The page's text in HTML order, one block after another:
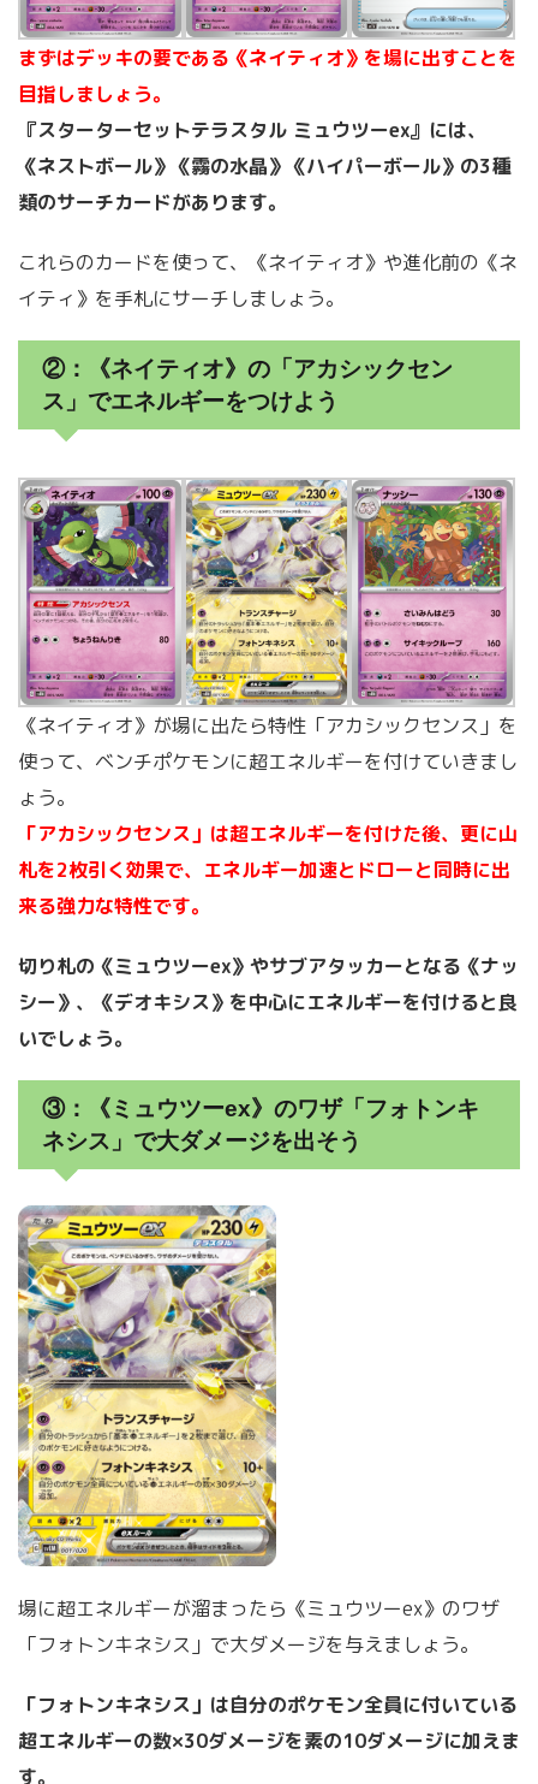
まずはデッキの要である《ネイティオ》を場に出すことを
目指しましょう。
『スターターセットテラスタル ミュウツーex』には、
《ネストボール》《霧の水晶》《ハイパーボール》の3種
類のサーチカードがあります。
これらのカードを使って、《ネイティオ》や進化前の《ネ
イティ》を手札にサーチしましょう。
②：《ネイティオ》の「アカシックセン
ス」でエネルギーをつけよう
《ネイティオ》が場に出たら特性「アカシックセンス」を
使って、ベンチポケモンに超エネルギーを付けていきまし
ょう。
「アカシックセンス」は超エネルギーを付けた後、更に山
札を2枚引く効果で、エネルギー加速とドローと同時に出
来る強力な特性です。
切り札の《ミュウツーex》やサブアタッカーとなる《ナッ
シー》、《デオキシス》を中心にエネルギーを付けると良
いでしょう。
③：《ミュウツーex》のワザ「フォトンキ
ネシス」で大ダメージを出そう
場に超エネルギーが溜まったら《ミュウツーex》のワザ
「フォトンキネシス」で大ダメージを与えましょう。
「フォトンキネシス」は自分のポケモン全員に付いている
超エネルギーの数×30ダメージを素の10ダメージに加えま
す。